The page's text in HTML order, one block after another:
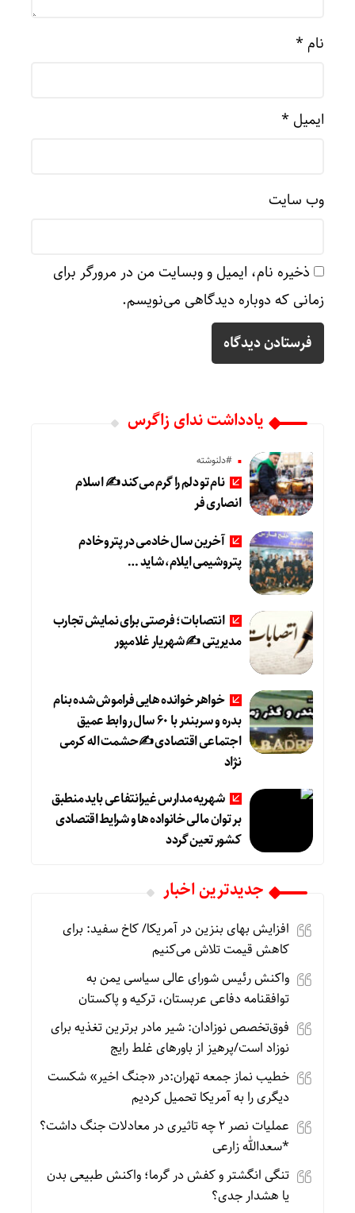
نام *
ایمیل *
وب‌ سایت
ذخیره نام، ایمیل و وبسایت من در مرورگر برای
زمانی که دوباره دیدگاهی می‌نویسم.
یادداشت ندای زاگرس
#دلنوشته
نام تو دلم را گرم می‌کند ✍️ اسلام
انصاری فر
آخرین سال خادمی در پتروخادم
پتروشیمی ایلام، شاید …
انتصابات؛ فرصتی برای نمایش تجارب
مدیریتی ✍ شهریار غلامپور
خواهر خوانده هایی فراموش شده بنام
بدره و سربندر با ۶۰ سال روابط عمیق
اجتماعی اقتصادی ✍حشمت اله کرمی
نژاد
شهریه مدارس غیرانتفاعی باید منطبق
بر توان مالی خانواده ها و شرایط اقتصادی
کشور تعین گردد
جديدترين اخبار
افزایش بهای بنزین در آمریکا/ کاخ سفید: برای
کاهش قیمت تلاش می‌کنیم
واکنش رئیس شورای عالی سیاسی یمن به
توافقنامه دفاعی عربستان، ترکیه و پاکستان
فوق‌تخصص نوزادان: شیر مادر برترین تغذیه برای
نوزاد است/پرهیز از باورهای غلط رایج
خطیب نماز جمعه تهران:در «جنگ اخیر» شکست
دیگری را به آمریکا تحمیل کردیم
عملیات نصر ۲ چه تاثیری در معادلات جنگ داشت؟
*سعدالله زارعی
تنگی انگشتر و کفش در گرما؛ واکنش طبیعی بدن
یا هشدار جدی؟